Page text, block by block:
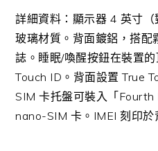
詳細資料：顯示器 4 英寸
玻璃材質。背面鍍鋁，搭配
誌。睡眠/喚醒按鈕在裝置
Touch ID。背面設置 True
SIM 卡托盤可裝入「Fourth
nano-SIM 卡。IMEI 刻印於